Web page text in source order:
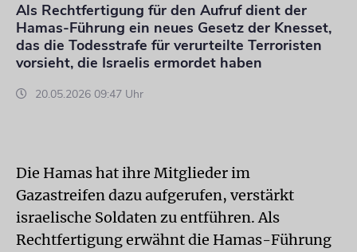
Als Rechtfertigung für den Aufruf dient der
Hamas-Führung ein neues Gesetz der Knesset,
das die Todesstrafe für verurteilte Terroristen
vorsieht, die Israelis ermordet haben
20.05.2026 09:47 Uhr
Die Hamas hat ihre Mitglieder im
Gazastreifen dazu aufgerufen, verstärkt
israelische Soldaten zu entführen. Als
Rechtfertigung erwähnt die Hamas-Führung